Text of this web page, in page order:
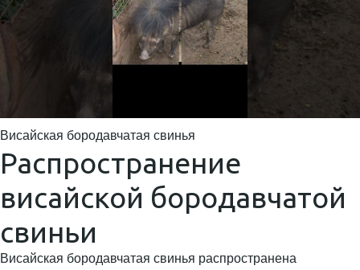
Висайская бородавчатая свинья
Распространение
висайской бородавчатой
свиньи
Висайская бородавчатая свинья распространена